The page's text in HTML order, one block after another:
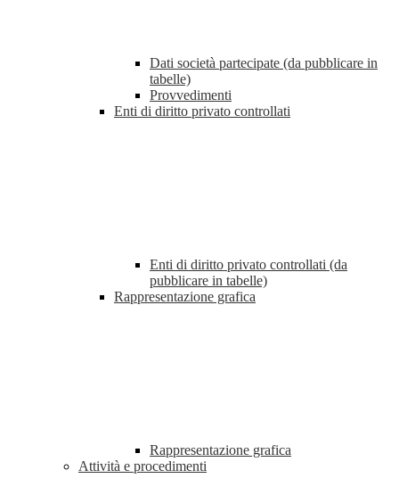
Dati società partecipate (da pubblicare in
tabelle)
Provvedimenti
Enti di diritto privato controllati
Enti di diritto privato controllati (da
pubblicare in tabelle)
Rappresentazione grafica
Rappresentazione grafica
Attività e procedimenti